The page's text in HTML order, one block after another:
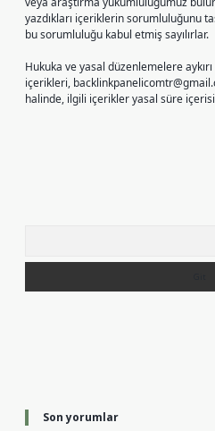
yazdıkları içeriklerin sorumluluğunu
bu sorumluluğu kabul etmiş sayılırlar.
Hukuka ve yasal düzenlemelere
içerikleri,
halinde, ilgili içerikler yasal süre
Son yorumlar